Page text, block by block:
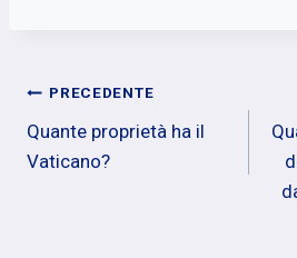
Navigazione
articoli
PRECEDENTE
Quante proprietà ha il
Vaticano?